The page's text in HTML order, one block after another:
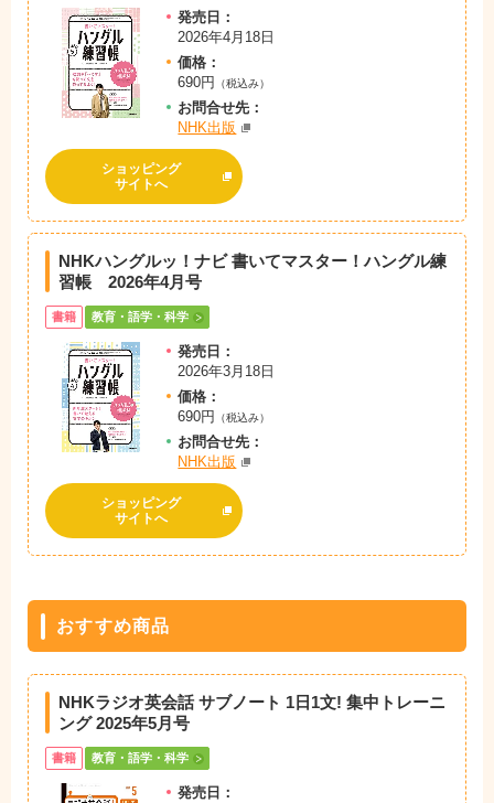
発売日：
2026年4月18日
価格：
690円
（税込み）
お問合せ先：
NHK出版
ショッピング
サイトへ
NHKハングルッ！ナビ 書いてマスター！ハングル練
習帳 2026年4月号
書籍 教育・語学・科学
発売日：
2026年3月18日
価格：
690円
（税込み）
お問合せ先：
NHK出版
ショッピング
サイトへ
おすすめ商品
NHKラジオ英会話 サブノート 1日1文! 集中トレーニ
ング 2025年5月号
書籍 教育・語学・科学
発売日：